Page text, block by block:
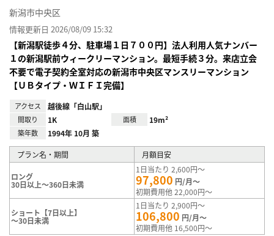
新潟市中央区
情報更新日 2026/08/09 15:32
【新潟駅徒歩４分、駐車場１日７００円】法人利用人気ナンバー
１の新潟駅前ウィークリーマンション。最短手続３分。来店立会
不要で電子契約全室対応の新潟市中央区マンスリーマンション
【ＵＢタイプ・ＷＩＦＩ完備】
アクセス 越後線「白山駅」
間取り 1K 面積 19m²
築年数 1994年 10月 築
プラン名・期間 月額目安
ロング
30日以上～360日未満
1日当たり 2,600円～
97,800 円/月～
初期費用他 22,000円～
ショート【7日以上】
～30日未満
1日当たり 2,900円～
106,800 円/月～
初期費用他 16,500円～